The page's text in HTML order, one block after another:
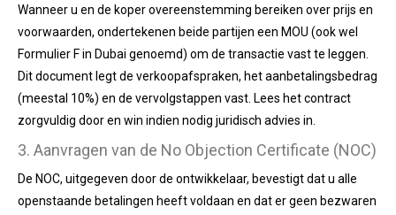
Wanneer u en de koper overeenstemming bereiken over prijs en
voorwaarden, ondertekenen beide partijen een MOU (ook wel
Formulier F in Dubai genoemd) om de transactie vast te leggen.
Dit document legt de verkoopafspraken, het aanbetalingsbedrag
(meestal 10%) en de vervolgstappen vast. Lees het contract
zorgvuldig door en win indien nodig juridisch advies in.
3. Aanvragen van de No Objection Certificate (NOC)
De NOC, uitgegeven door de ontwikkelaar, bevestigt dat u alle
openstaande betalingen heeft voldaan en dat er geen bezwaren